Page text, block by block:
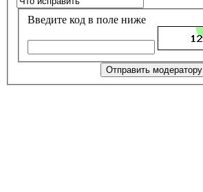
Введите код в поле ниже
Отправить модератору